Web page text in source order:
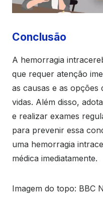
Conclusão
A hemorragia
que requer atenção
as causas e as
vidas. Além disso,
e realizar exames
para prevenir essa
uma hemorragia
médica imediatamente.
Imagem do topo: BBC